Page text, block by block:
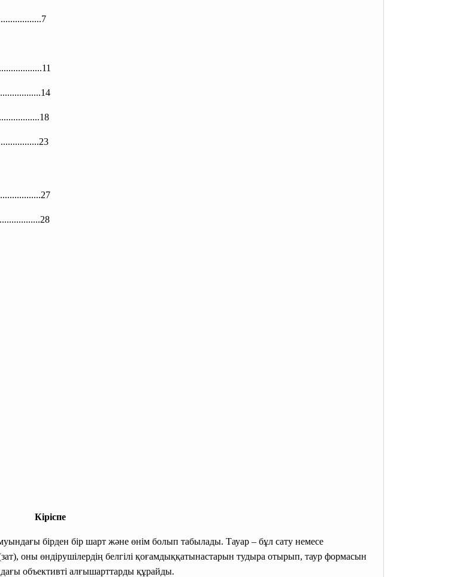
................7
.....14
18
Кіріспе
бірден бір шарт және өнім болып табылады. Тауар – бұл сату немесе
оны өндірушілердің белгілі қоғамдыққатынастарын тудыра отырып, таур формасын
объективті алғышарттарды құрайды.